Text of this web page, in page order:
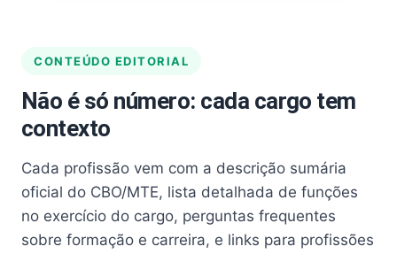
CONTEÚDO EDITORIAL
Não é só número: cada cargo tem
contexto
Cada profissão vem com a descrição sumária
oficial do CBO/MTE, lista detalhada de funções
no exercício do cargo, perguntas frequentes
sobre formação e carreira, e links para profissões